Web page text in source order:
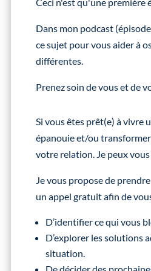
Ceci n'est qu'une première
Dans mon podcast
ce sujet pour vous aider à
différentes.
Prenez soin de vous et de
Si vous êtes prêt(e) à vivre
épanouie et/ou
votre relation. Je peux vous
Je vous propose de
un appel gratuit afin de
D’identifier ce qui vous
D’explorer les solutions
situation.